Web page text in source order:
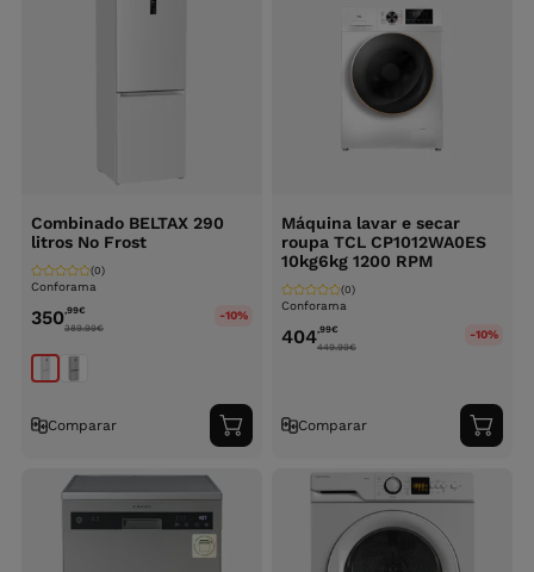
Combinado BELTAX 290
litros No Frost
Conforama
(0)
350,99€
389.99€
-10%
Comparar
Adicionar
ao
Máquina lavar e secar
roupa TCL CP1012WA0ES
10kg6kg 1200 RPM
Conforama
(0)
404,99€
449.99€
-10%
Comparar
ao